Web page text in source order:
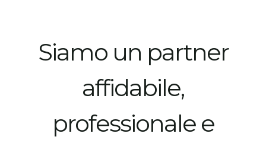
Siamo un partner
affidabile,
professionale e